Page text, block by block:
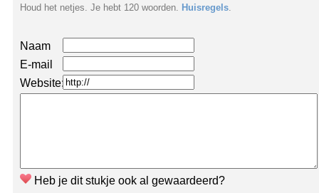
Houd het netjes. Je hebt 120 woorden. Huisregels
Naam
E-mail
Website:
Heb je dit stukje ook al gewaardeerd?